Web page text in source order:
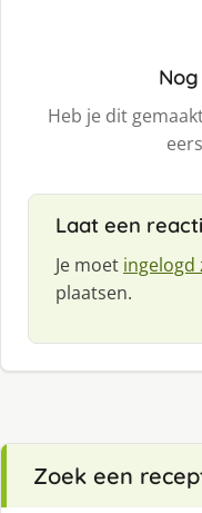
Heb je dit
Laat een
Je moet ingelogd
plaatsen.
Zoek een